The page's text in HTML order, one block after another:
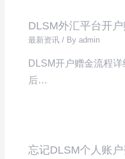
DLSM外汇平台开
最新资讯 / Byadmin
DLSM开户赠金流程
后…
忘记DLSM个人账